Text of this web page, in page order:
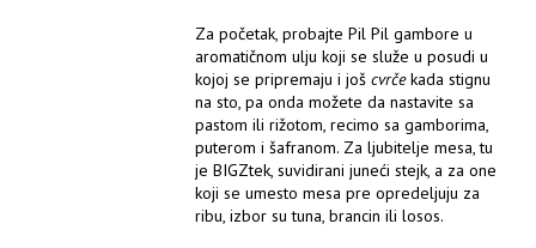
Za početak, probajte Pil Pil gambore u
aromatičnom ulju koji se služe u posudi u
kojoj se pripremaju i jošcvrčekada stignu
na sto, pa onda možete da nastavite sa
pastom ili rižotom, recimo sa gamborima,
puterom i šafranom. Za ljubitelje mesa, tu
je BIGZtek, suvidirani juneći stejk, a za one
koji se umesto mesa pre opredeljuju za
ribu, izbor su tuna, brancin ili losos.